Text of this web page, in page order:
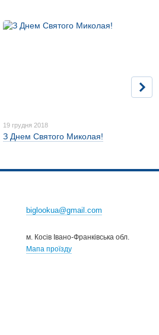
19 грудня 2018
З Днем Святого Миколая!
biglookua@gmail.com
м. Косів Івано-Франківська обл.
Мапа проїзду